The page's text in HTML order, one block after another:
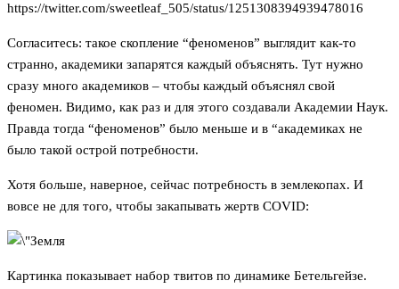
https://twitter.com/sweetleaf_505/status/1251308394939478016
Согласитесь: такое скопление “феноменов” выглядит как-то
странно, академики запарятся каждый объяснять. Тут нужно
сразу много академиков – чтобы каждый объяснял свой
феномен. Видимо, как раз и для этого создавали Академии Наук.
Правда тогда “феноменов” было меньше и в “академиках не
было такой острой потребности.
Хотя больше, наверное, сейчас потребность в землекопах. И
вовсе не для того, чтобы закапывать жертв COVID:
Картинка показывает набор твитов по динамике Бетельгейзе.